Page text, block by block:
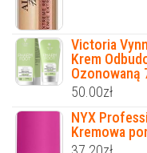
Victoria
Krem
Ozonowaną
50.00zł
NYX
Kremowa